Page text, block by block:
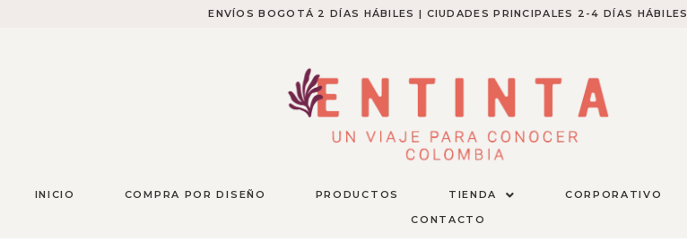
ENVÍOS BOGOTÁ 2 DÍAS HÁBILES | CIUDADES PRINCIPALES 2-4 DÍAS HÁBILES​
INICIO COMPRA POR DISEÑO PRODUCTOS TIENDA CORPORATIVO
CONTACTO